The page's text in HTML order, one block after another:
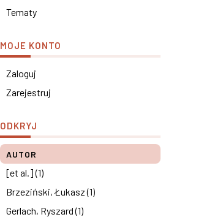
Tematy
MOJE KONTO
Zaloguj
Zarejestruj
ODKRYJ
AUTOR
[et al.] (1)
Brzeziński, Łukasz (1)
Gerlach, Ryszard (1)